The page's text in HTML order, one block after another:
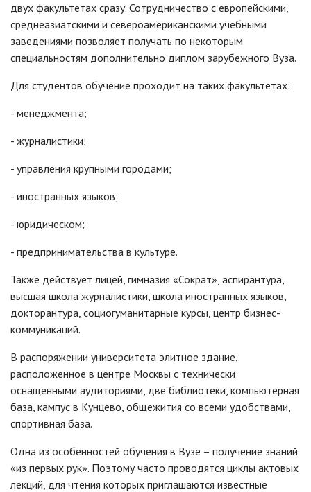
двух факультетах сразу. Сотрудничество с европейскими,
среднеазиатскими и североамериканскими учебными
заведениями позволяет получать по некоторым
специальностям дополнительно диплом зарубежного Вуза.
Для студентов обучение проходит на таких факультетах:
- менеджмента;
- журналистики;
- управления крупными городами;
- иностранных языков;
- юридическом;
- предпринимательства в культуре.
Также действует лицей, гимназия «Сократ», аспирантура,
высшая школа журналистики, школа иностранных языков,
докторантура, социогуманитарные курсы, центр бизнес-
коммуникаций.
В распоряжении университета элитное здание,
расположенное в центре Москвы с технически
оснащенными аудиториями, две библиотеки, компьютерная
база, кампус в Кунцево, общежития со всеми удобствами,
спортивная база.
Одна из особенностей обучения в Вузе – получение знаний
«из первых рук». Поэтому часто проводятся циклы актовых
лекций, для чтения которых приглашаются известные